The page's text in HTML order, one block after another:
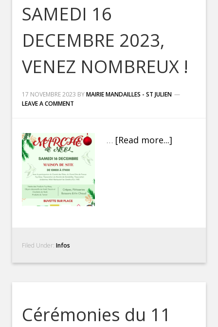
SAMEDI 16
DECEMBRE 2023,
VENEZ NOMBREUX !
17 NOVEMBRE 2023 BYMAIRIE MANDAILLES - ST JULIEN
LEAVE A COMMENT
… [Read more...]
Filed Under:Infos
Cérémonies du 11